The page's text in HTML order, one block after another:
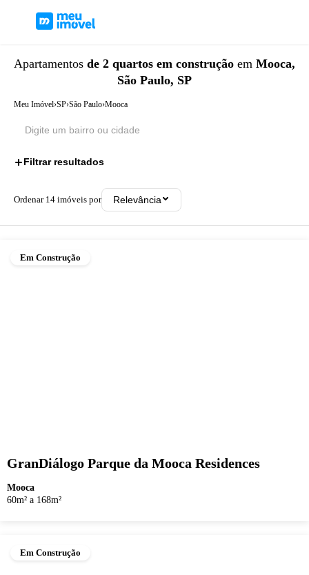
Apartamentos de 2 quartos em construção em Mooca,
São Paulo, SP
Meu Imóvel›SP›São Paulo›Mooca
Filtrar resultados
Ordenar 14 imóveis por Relevância
Em Construção
GranDiálogo Parque da Mooca Residences
Mooca
60m² a 168m²
Em Construção